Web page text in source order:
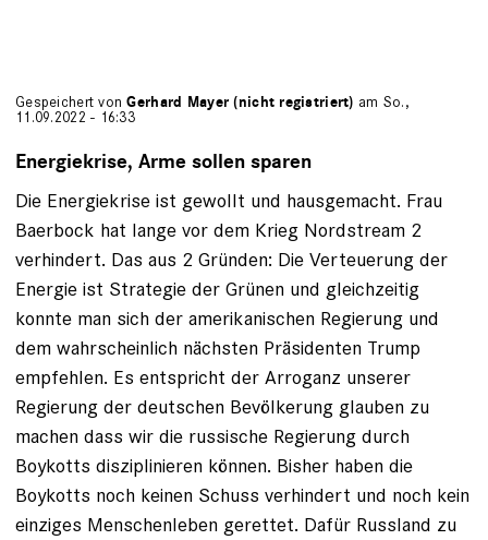
Gespeichert vonGerhard Mayer (nicht registriert) am So.,
11.09.2022 - 16:33
Energiekrise, Arme sollen sparen
Die Energiekrise ist gewollt und hausgemacht. Frau
Baerbock hat lange vor dem Krieg Nordstream 2
verhindert. Das aus 2 Gründen: Die Verteuerung der
Energie ist Strategie der Grünen und gleichzeitig
konnte man sich der amerikanischen Regierung und
dem wahrscheinlich nächsten Präsidenten Trump
empfehlen. Es entspricht der Arroganz unserer
Regierung der deutschen Bevölkerung glauben zu
machen dass wir die russische Regierung durch
Boykotts disziplinieren können. Bisher haben die
Boykotts noch keinen Schuss verhindert und noch kein
einziges Menschenleben gerettet. Dafür Russland zu